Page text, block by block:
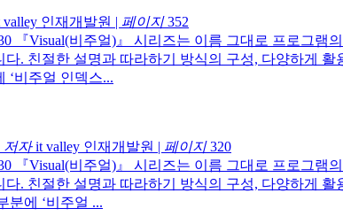
인재개발원 | 페이지352
『Visual(비주얼)』 시리즈는 이름 그대로 프로그
. 친절한 설명과 따라하기 방식의 구성, 다양하게
‘비주얼 인덱스...
저자it valley 인재개발원 | 페이지320
『Visual(비주얼)』 시리즈는 이름 그대로 프로그
. 친절한 설명과 따라하기 방식의 구성, 다양하게
분에 ‘비주얼 ...